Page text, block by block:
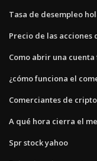
Tasa de desempleo
Precio de las acciones
Como abrir una
¿cómo funciona el
Comerciantes de
A qué hora cierra el
Spr stock yahoo